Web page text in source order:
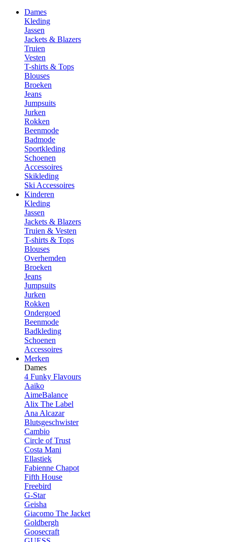
Dames
Kleding
Jassen
Jackets & Blazers
Truien
Vesten
T-shirts & Tops
Blouses
Broeken
Jeans
Jumpsuits
Jurken
Rokken
Beenmode
Badmode
Sportkleding
Schoenen
Accessoires
Skikleding
Ski Accessoires
Kinderen
Kleding
Jassen
Jackets & Blazers
Truien & Vesten
T-shirts & Tops
Blouses
Overhemden
Broeken
Jeans
Jumpsuits
Jurken
Rokken
Ondergoed
Beenmode
Badkleding
Schoenen
Accessoires
Merken
Dames
4 Funky Flavours
Aaiko
AimeBalance
Alix The Label
Ana Alcazar
Blutsgeschwister
Cambio
Circle of Trust
Costa Mani
Ellastiek
Fabienne Chapot
Fifth House
Freebird
G-Star
Geisha
Giacomo The Jacket
Goldbergh
Goosecraft